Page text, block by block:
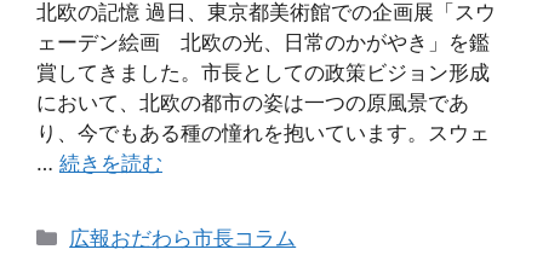
北欧の記憶 過日、東京都美術館での企画展「スウ
ェーデン絵画 北欧の光、日常のかがやき」を鑑
賞してきました。市長としての政策ビジョン形成
において、北欧の都市の姿は一つの原風景であ
り、今でもある種の憧れを抱いています。スウェ
… 続きを読む
広報おだわら市長コラム